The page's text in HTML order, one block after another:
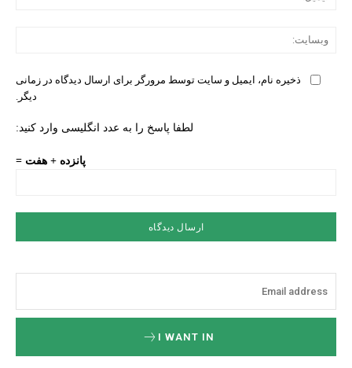
ذخیره نام، ایمیل و سایت توسط مرورگر برای ارسال دیدگاه در زمانی
دیگر.
لطفا پاسخ را به عدد انگلیسی وارد کنید:
پانزده + هفت =
I WANT IN